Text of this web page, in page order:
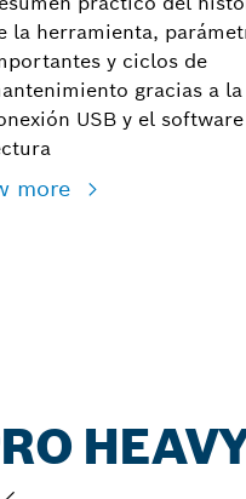
la herramienta,
y ciclos de
gracias a la
USB y el
more